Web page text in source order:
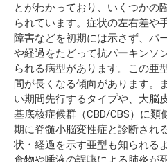
とがわかっており、いくつかの
られています。症状の左右差や
障害などを初期には示さず、パ
や経過をたどって抗パーキンソ
られる病型があります。この亜
間が長くなる傾向があります。
い期間先行するタイプや、大脳
基底核症候群（CBD/CBS）に
期に脊髄小脳変性症と診断され
状・経過を示す亜型も知られる